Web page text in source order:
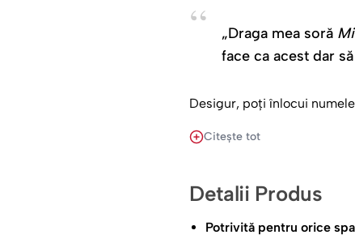
„Draga mea soră
face ca acest dar
Desigur, poți înlocui numele
Cu un astfel de cadou, îi
Oferă-i acest dar
personalizare și
Citește tot
Detalii Produs
Potrivită pentru orice